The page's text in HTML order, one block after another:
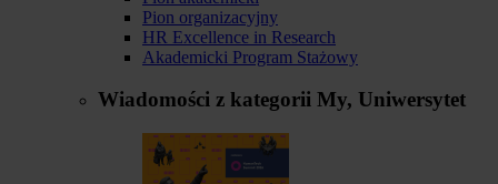
Pion organizacyjny
HR Excellence in Research
Akademicki Program Stażowy
Wiadomości z kategorii My, Uniwersytet